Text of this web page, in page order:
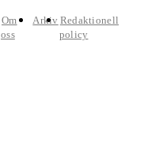
Om
oss
Arkiv Redaktionell
policy